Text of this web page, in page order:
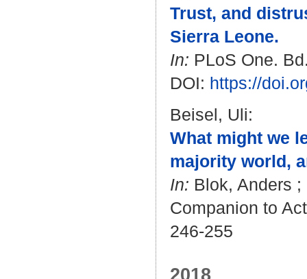
Trust, and
Sierra Leone.
In: PLoS One.
DOI: https://
Beisel, Uli:
What might we
majority world,
In: Blok, Anders ;
Companion to
246-255
2018